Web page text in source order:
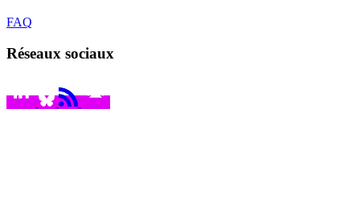
FAQ
Réseaux sociaux